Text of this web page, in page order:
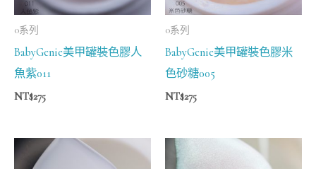
0系列
BabyGenie美甲罐裝色膠人
魚紫011
NT$275
0系列
BabyGenie美甲罐裝色膠米
色砂糖005
NT$275